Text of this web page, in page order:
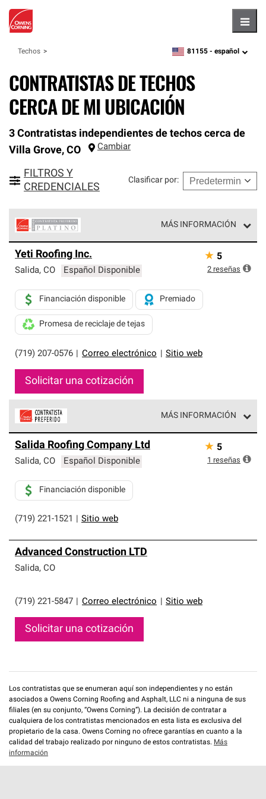
Techos zipcode,language
81155 - español
CONTRATISTAS DE TECHOS
CERCA DE MI UBICACIÓN
3 Contratistas independientes de techos cerca de
Villa Grove, CO Cambiar
FILTROS Y
CREDENCIALES
Clasificar por:
MÁS INFORMACIÓN
Corning constituyen el nivel superior de nuestra red
exclusiva y cumplen con estándares estrictos de
Solo ellos pueden ofrecer nuestra mejor garantía de
sistemas de techos.
Yeti Roofing Inc.
Salida, CO Español Disponible
(719) 207-0576 Correo electrónico Sitio web
Financiación disponible Premiado
Promesa de reciclaje de tejas
Solicitar una cotización
★ 5
2 reseñas
MÁS INFORMACIÓN
parte de una red exclusiva de profesionales de techos
que cumplen con altos estándares y requisitos estrictos
Salida Roofing Company Ltd
Salida, CO Español Disponible
(719) 221-1521 Sitio web
Financiación disponible
★ 5
1 reseñas
Advanced Construction LTD
Salida, CO
(719) 221-5847 Correo electrónico Sitio web
Solicitar una cotización
Los contratistas que se enumeran aquí son independientes y no están
asociados a Owens Corning Roofing and Asphalt, LLC ni a ninguna de sus
filiales (en su conjunto, “Owens Corning”). La decisión de contratar a
cualquiera de los contratistas mencionados en esta lista es exclusiva del
propietario de la casa. Owens Corning no ofrece garantías en cuanto a la
calidad del trabajo realizado por ninguno de estos contratistas. Más
información